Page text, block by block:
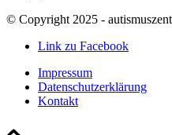
© Copyright 2025 -
Link zu Facebook
Impressum
Datenschutzerklärung
Kontakt